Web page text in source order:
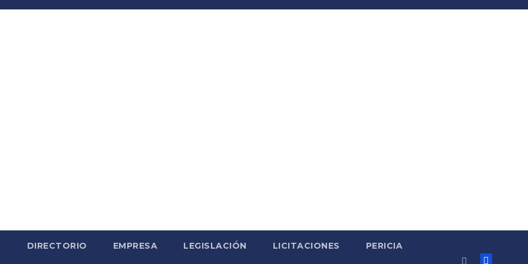
DIRECTORIO EMPRESA LEGISLACIÓN LICITACIONES PERICIA